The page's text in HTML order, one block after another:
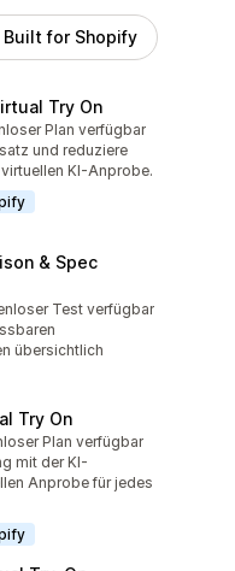
Built for Shopify
Try On
Plan verfügbar
und reduziere
KI-Anprobe.
& Spec
insgesamtTest verfügbar
übersichtlich
Try On
Plan verfügbar
mit der KI-
Anprobe für jedes